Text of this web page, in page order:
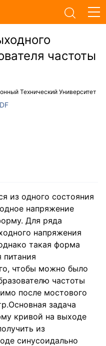
частоты
Технический Университет
из одного состояния
напряжение
Для ряда
напряжения
такая форма
питания
чтобы можно было
частоты
после мостового
задача
кривой на выходе
из
синусоидально